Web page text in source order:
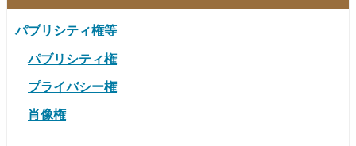
パブリシティ権等
パブリシティ権
プライバシー権
肖像権